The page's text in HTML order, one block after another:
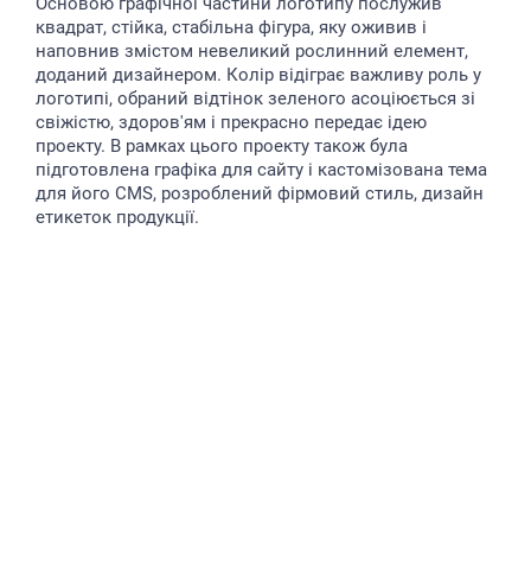
квадрат, стійка, стабільна фігура, яку оживив і
наповнив змістом невеликий рослинний елемент,
доданий дизайнером. Колір відіграє важливу роль у
логотипі, обраний відтінок зеленого асоціюється зі
свіжістю, здоров'ям і прекрасно передає ідею
проекту. В рамках цього проекту також була
підготовлена графіка для сайту і кастомізована тема
для його CMS, розроблений фірмовий стиль, дизайн
етикеток продукції.